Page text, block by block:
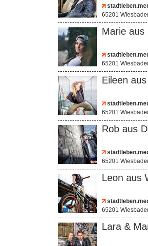
65201
Marie aus
65201
Eileen
65201
Rob aus
65201
Leon aus
65201
Lara &